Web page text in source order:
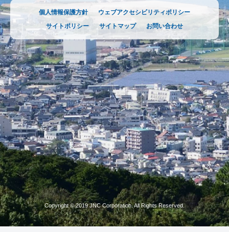
個人情報保護方針
ウェブアクセシビリティポリシー
サイトポリシー
サイトマップ お問い合わせ
Copyright © 2019 JNC Corporation. All Rights Reserved.